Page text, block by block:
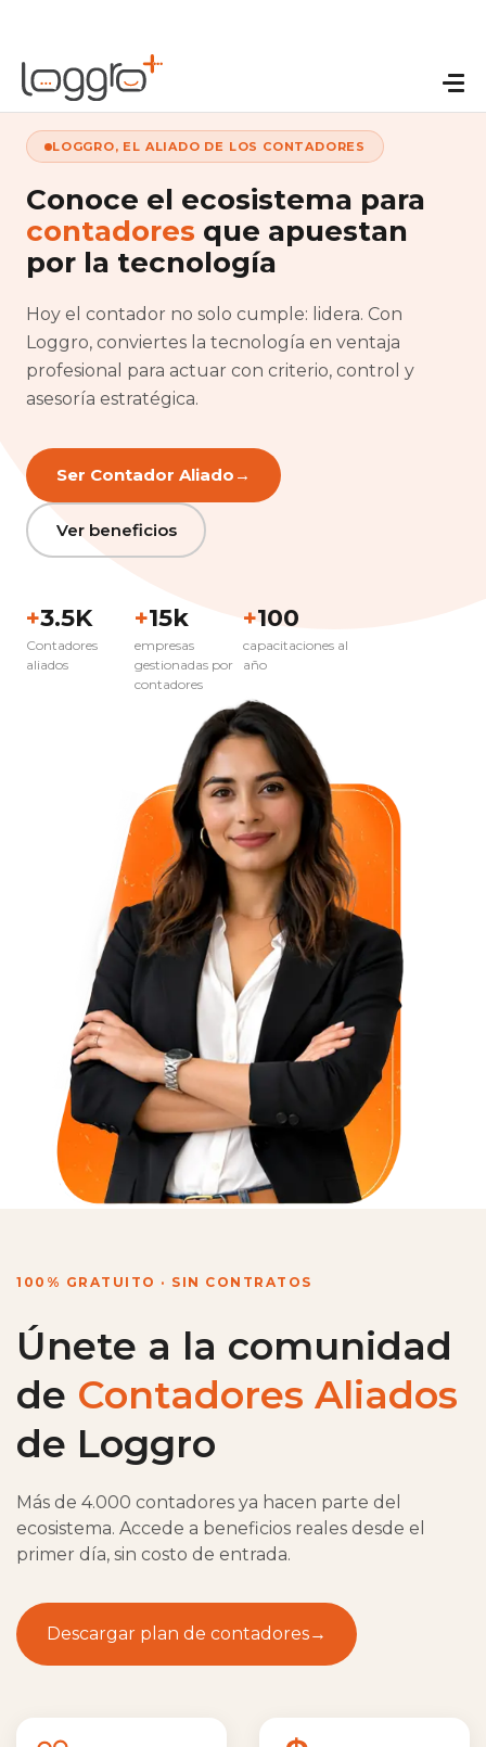
LOGGRO, EL ALIADO DE LOS CONTADORES
Conoce el ecosistema para
contadores que apuestan
por la tecnología
Hoy el contador no solo cumple: lidera. Con
Loggro, conviertes la tecnología en ventaja
profesional para actuar con criterio, control y
asesoría estratégica.
Ser Contador Aliado →
Ver beneficios
+3.5K
Contadores
aliados
+15k
empresas
gestionadas por
contadores
+100
capacitaciones al
año
100% GRATUITO · SIN CONTRATOS
Únete a la comunidad
de Contadores Aliados
de Loggro
Más de 4.000 contadores ya hacen parte del
ecosistema. Accede a beneficios reales desde el
primer día, sin costo de entrada.
Descargar plan de contadores→